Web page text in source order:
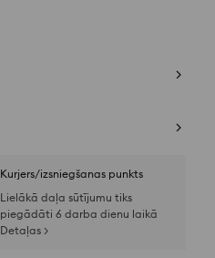
Kurjers/izsniegšanas punkts
Lielākā daļa sūtījumu tiks
piegādāti 6 darba dienu laikā
Detaļas >